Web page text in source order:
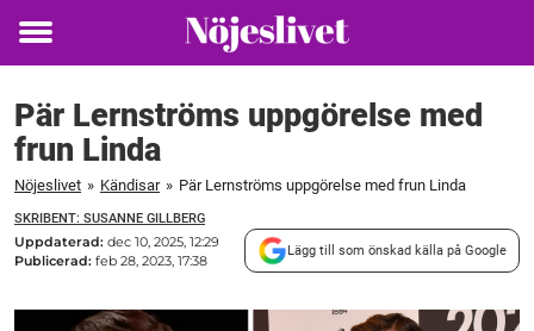
Toggle
Pär Lernströms uppgörelse med
frun Linda
Nöjeslivet » Kändisar » Pär Lernströms uppgörelse med frun Linda
SKRIBENT: SUSANNE GILLBERG
Uppdaterad: dec 10, 2025, 12:29
Publicerad: feb 28, 2023, 17:38
Lägg till som önskad källa på Google